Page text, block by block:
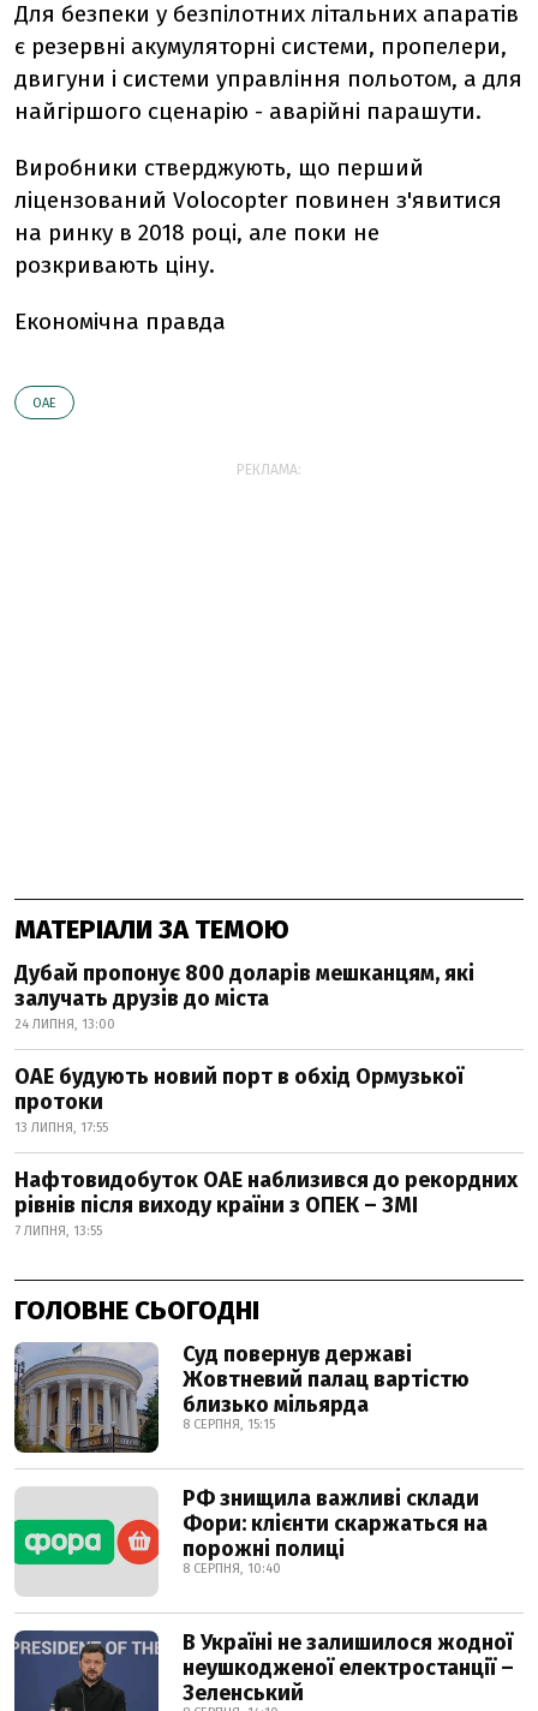
Для безпеки у безпілотних літальних апаратів
є резервні акумуляторні системи, пропелери,
двигуни і системи управління польотом, а для
найгіршого сценарію - аварійні парашути.
Виробники стверджують, що перший
ліцензований Volocopter повинен з'явитися
на ринку в 2018 році, але поки не
розкривають ціну.
Економічна правда
ОАЕ
РЕКЛАМА:
МАТЕРІАЛИ ЗА ТЕМОЮ
Дубай пропонує 800 доларів мешканцям, які
залучать друзів до міста
24 ЛИПНЯ, 13:00
ОАЕ будують новий порт в обхід Ормузької
протоки
13 ЛИПНЯ, 17:55
Нафтовидобуток ОАЕ наблизився до рекордних
рівнів після виходу країни з ОПЕК – ЗМІ
7 ЛИПНЯ, 13:55
ГОЛОВНЕ СЬОГОДНІ
Суд повернув державі
Жовтневий палац вартістю
близько мільярда
8 СЕРПНЯ, 15:15
РФ знищила важливі склади
Фори: клієнти скаржаться на
порожні полиці
8 СЕРПНЯ, 10:40
В Україні не залишилося жодної
неушкодженої електростанції –
Зеленський